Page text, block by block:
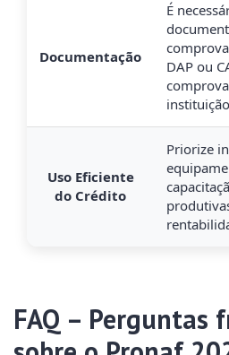
Documentação
É
DAP ou
Uso Eficiente
do Crédito
Priorize
FAQ – Perguntas